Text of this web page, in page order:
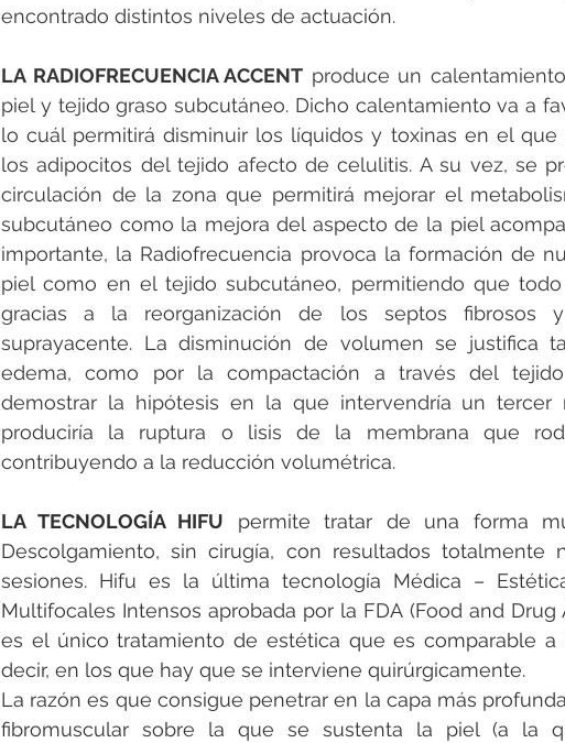
encontrado distintos niveles de actuación.
LA RADIOFRECUENCIA ACCENT produce un
piel y tejido graso subcutáneo. Dicho calentamiento va a
lo cuál permitirá disminuir los líquidos y toxinas en el
los adipocitos del tejido afecto de celulitis. A su vez, se
circulación de la zona que permitirá mejorar el
subcutáneo como la mejora del aspecto de la piel
importante, la Radiofrecuencia provoca la formación de
piel como en el tejido subcutáneo, permitiendo que
gracias a la reorganización de los septos fibrosos y
suprayacente. La disminución de volumen se justifica
edema, como por la compactación a través del
demostrar la hipótesis en la que intervendría un
produciría la ruptura o lisis de la membrana que
contribuyendo a la reducción volumétrica.
LA TECNOLOGÍA HIFU permite tratar de una forma
Descolgamiento, sin cirugía, con resultados
sesiones. Hifu es la última tecnología Médica –
Multifocales Intensos aprobada por la FDA (Food and Drug
es el único tratamiento de estética que es comparable a
decir, en los que hay que se interviene quirúrgicamente.
La razón es que consigue penetrar en la capa más
fibromuscular sobre la que se sustenta la piel (a la